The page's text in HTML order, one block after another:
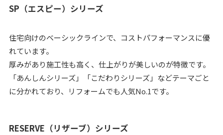
SP（エスピー）シリーズ
住宅向けのベーシックラインで、コストパフォーマンスに優
れています。
厚みがあり施工性も高く、仕上がりが美しいのが特徴です。
「あんしんシリーズ」「こだわりシリーズ」などテーマごと
に分かれており、リフォームでも人気No.1です。
RESERVE（リザーブ）シリーズ